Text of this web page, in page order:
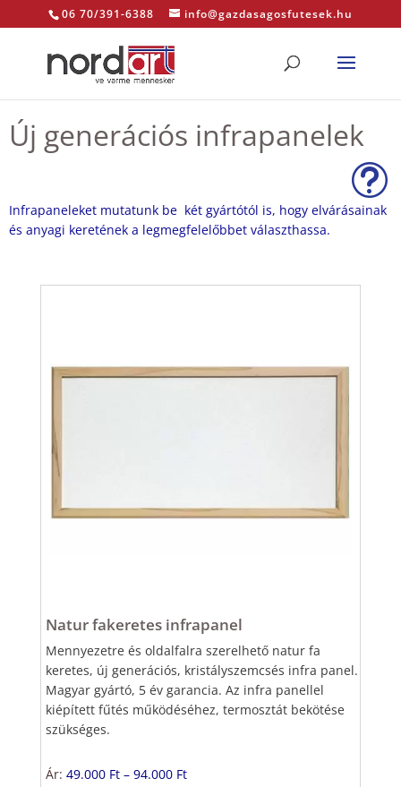
06 70/391-6388 info@gazdasagosfutesek.hu
Új generációs infrapanelek
t
Infrapaneleket mutatunk be két gyártótól is, hogy elvárásainak
és anyagi keretének a legmegfelelőbbet választhassa.
Natur fakeretes infrapanel
Mennyezetre és oldalfalra szerelhető natur fa
keretes, új generációs, kristályszemcsés infra panel.
Magyar gyártó, 5 év garancia. Az infra panellel
kiépített fűtés működéséhez, termosztát bekötése
szükséges.
Ár: 49.000 Ft – 94.000 Ft